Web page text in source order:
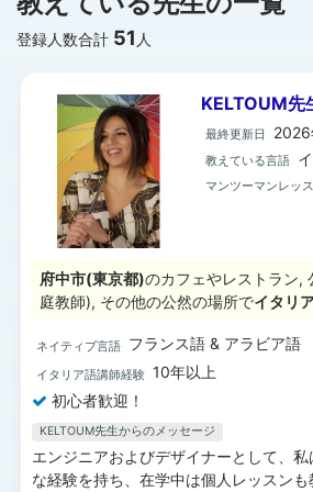
登録人数合計 51 人
KELTOUM先
最終更新日 2026
教えている言語
マンツーマンレッ
府中市(東京都)のカフェやレストラン,
庭教師), その他の公然の場所でイタリ
ネイティブ言語 フランス語 & アラビア語
イタリア語講師経験 10年以上
初心者歓迎！
KELTOUM先生からのメッセージ
エンジニアおよびデザイナーとして、
な経験を持ち、在学中は個人レッスン